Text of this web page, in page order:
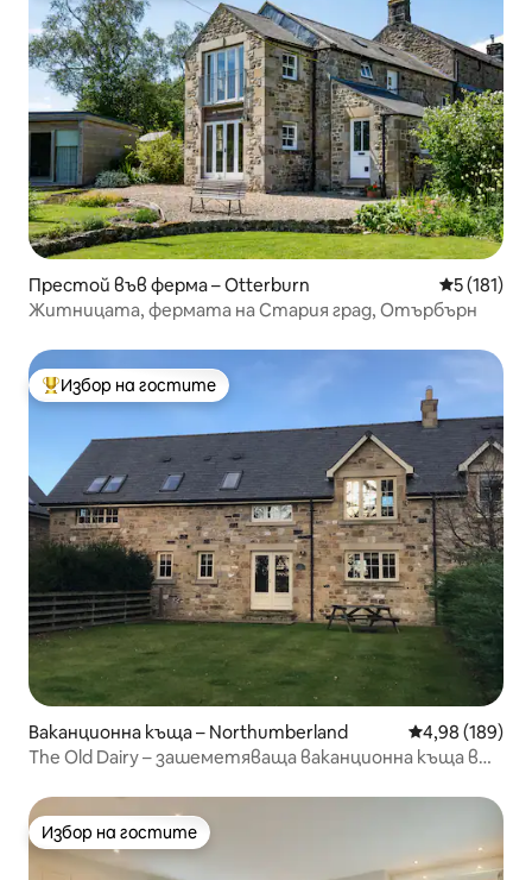
Престой във ферма – Otterburn Средна
5 (181)
Житницата, фермата на Стария град, Отърбърн
Най-популярен избор на гостите
Избор на гостите
Ваканционна къща – Northumberland Средна
4,98 (189)
The Old Dairy – зашеметяваща ваканционна къща в
Избор на гостите
Избор на гостите